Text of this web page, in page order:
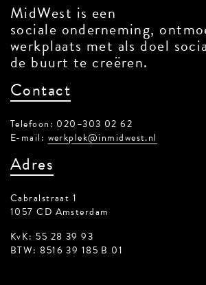
MidWest is een
sociale onderneming,
werkplaats met als doel
de buurt te creëren.
Contact
Telefoon: 020–303 02 62
E-mail: werkplek@inmidwest.nl
Adres
Cabralstraat 1
1057 CD Amsterdam
KvK: 55 28 39 93
BTW: 8516 39 185 B 01